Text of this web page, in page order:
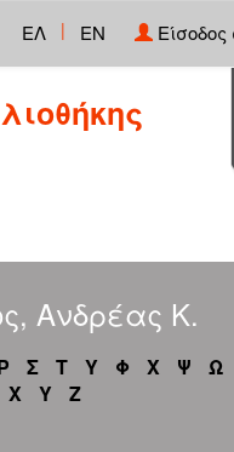
ΕΛ | EN
Ανδρέας Κ.
Σ Τ Υ Φ Χ Ψ
Ω
X Y Z